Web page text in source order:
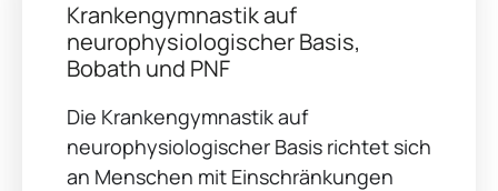
Krankengymnastik auf
neurophysiologischer Basis,
Bobath und PNF
Die Krankengymnastik auf
neurophysiologischer Basis richtet sich
an Menschen mit Einschränkungen